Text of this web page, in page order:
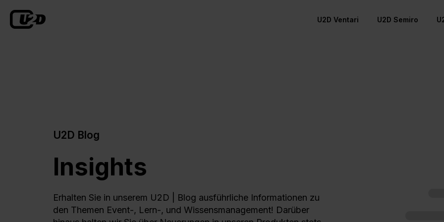
U2D Ventari U2D Semiro
U2D Blog
Insights
Erhalten Sie in unserem U2D | Blog ausführliche Informationen zu
den Themen Event-, Lern-, und Wissensmanagement! Darüber